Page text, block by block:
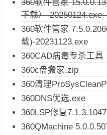
360软件管家
下载）-20250124.exe
360软件管家
载)-20231123.exe
360CAD病毒专杀工具
360c盘搬家.zip
360清理
360DNS优选.exe
360LSP修复
360QMachine